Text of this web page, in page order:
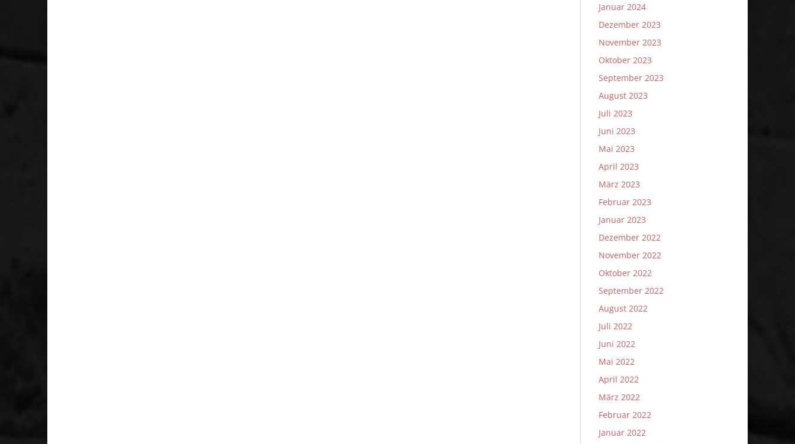
Januar 2024
Dezember 2023
November 2023
Oktober 2023
September 2023
August 2023
Juli 2023
Juni 2023
Mai 2023
April 2023
März 2023
Februar 2023
Januar 2023
Dezember 2022
November 2022
Oktober 2022
September 2022
August 2022
Juli 2022
Juni 2022
Mai 2022
April 2022
März 2022
Februar 2022
Januar 2022